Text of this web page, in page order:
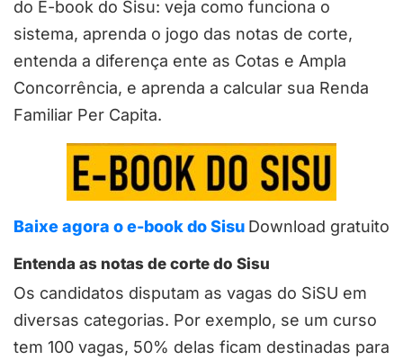
do E-book do Sisu: veja como funciona o
sistema, aprenda o jogo das notas de corte,
entenda a diferença ente as Cotas e Ampla
Concorrência, e aprenda a calcular sua Renda
Familiar Per Capita.
Baixe agora o e-book do Sisu Download gratuito
Entenda as notas de corte do Sisu
Os candidatos disputam as vagas do SiSU em
diversas categorias. Por exemplo, se um curso
tem 100 vagas, 50% delas ficam destinadas para